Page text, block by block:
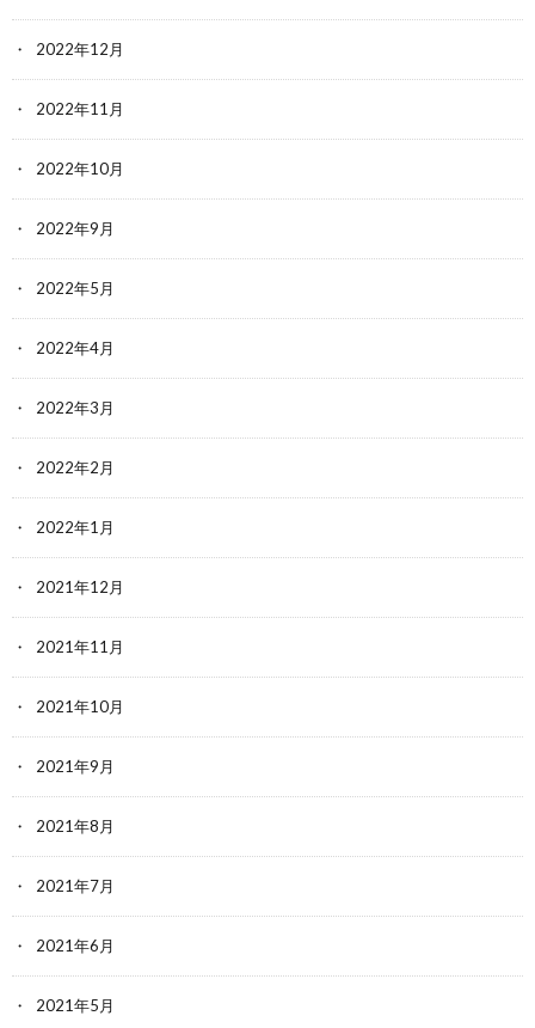
2022年12月
2022年11月
2022年10月
2022年9月
2022年5月
2022年4月
2022年3月
2022年2月
2022年1月
2021年12月
2021年11月
2021年10月
2021年9月
2021年8月
2021年7月
2021年6月
2021年5月